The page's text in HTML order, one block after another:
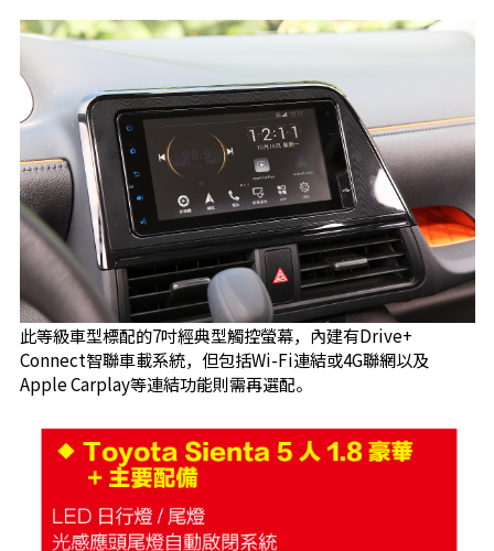
此等級車型標配的7吋經典型觸控螢幕，內建有Drive+
Connect智聯車載系統，但包括Wi-Fi連結或4G聯網以及
Apple Carplay等連結功能則需再選配。